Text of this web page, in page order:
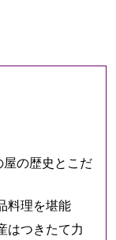
の歴史とこだ
料理を堪能
はつきたて力